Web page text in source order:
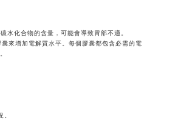
化合物的含量，可能會導致胃部不適。
來增加電解質水平。每個膠囊都包含必需的電